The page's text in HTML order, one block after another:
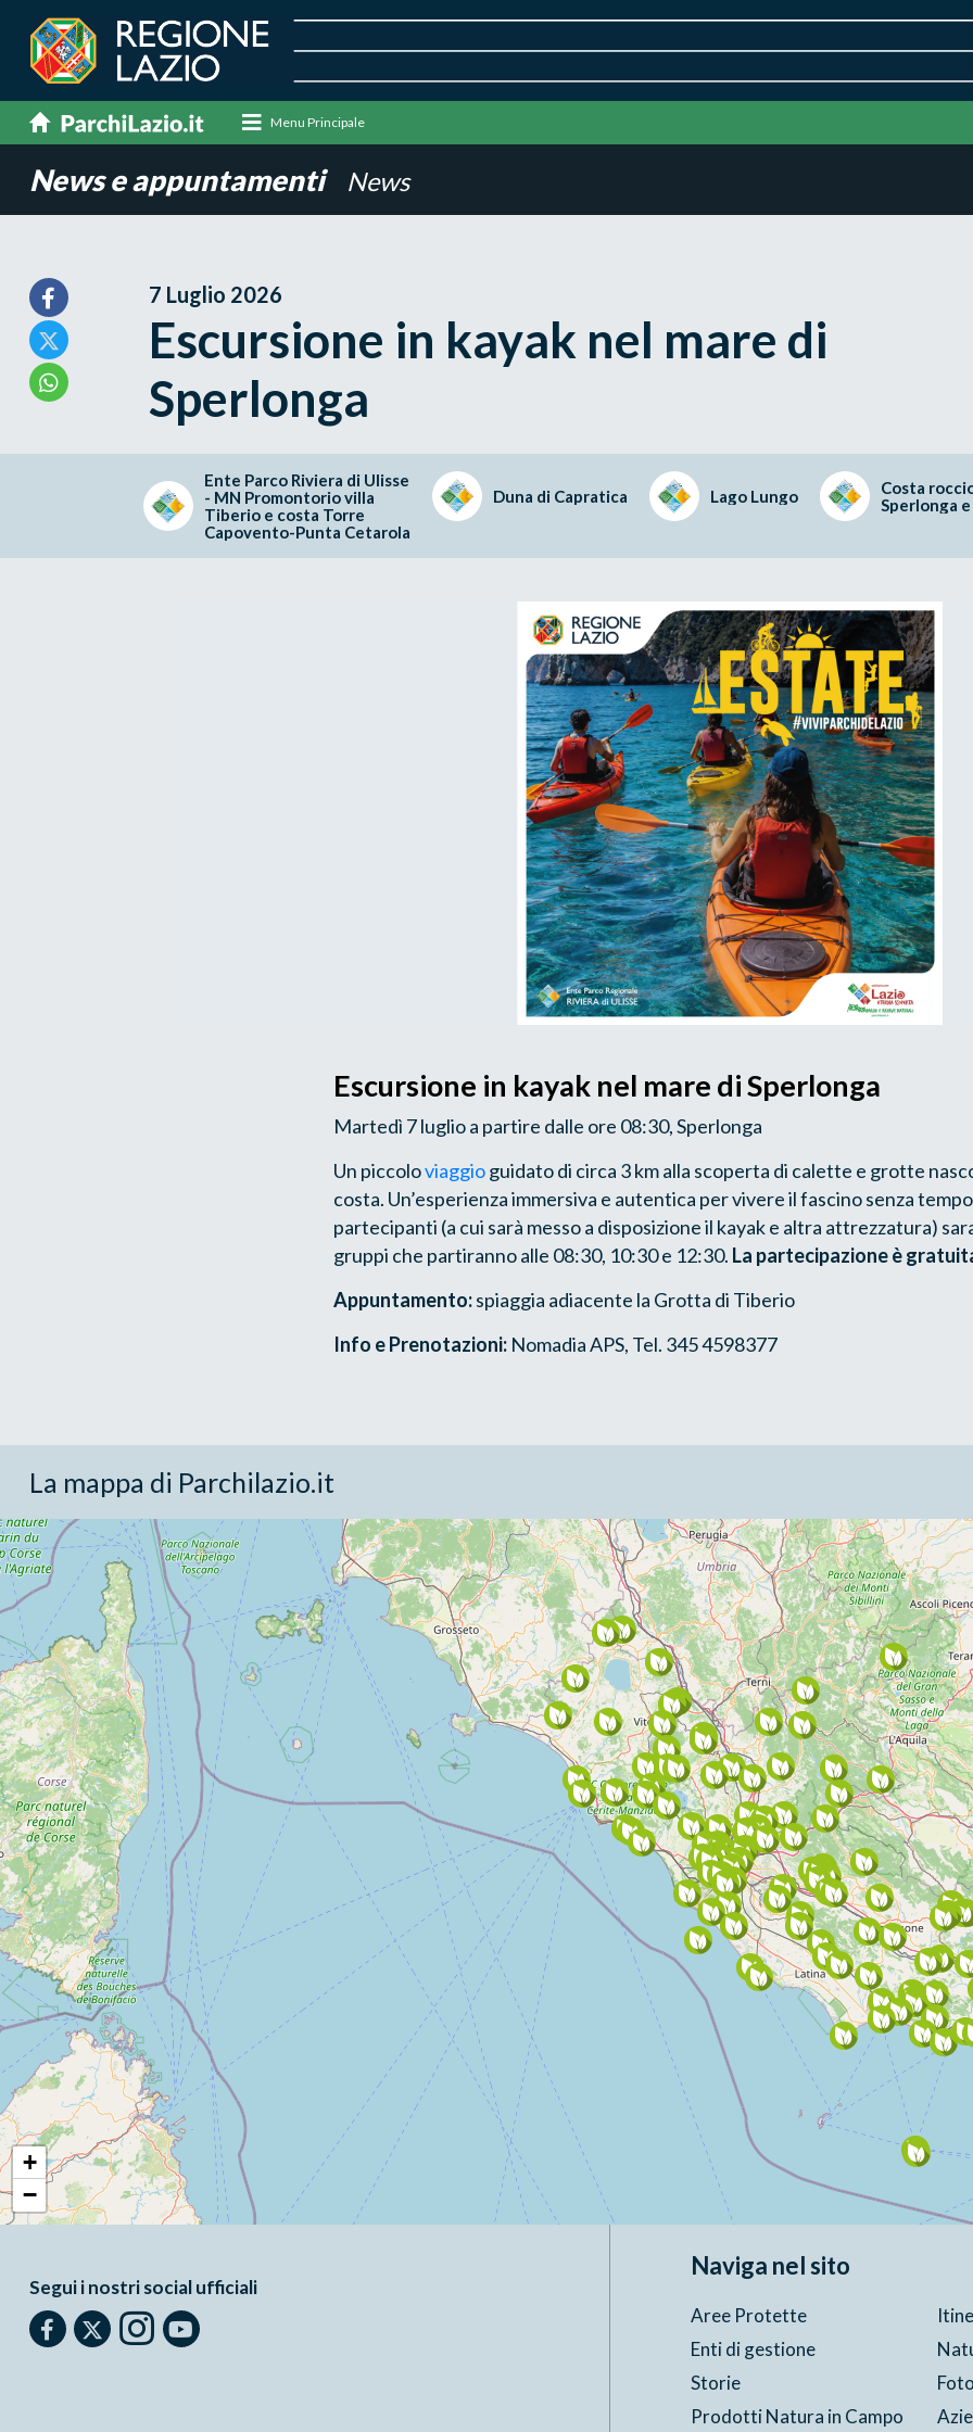
Menu Principale
News e appuntamenti News
7 Luglio 2026
Escursione in kayak nel mare di
Sperlonga
Ente Parco Riviera di Ulisse
- MN Promontorio villa
Tiberio e costa Torre
Capovento-Punta Cetarola
Duna di Capratica Lago Lungo
Costa
Sperlonga
Escursione in kayak nel mare di Sperlonga
Martedì 7 luglio a partire dalle ore 08:30, Sperlonga
Un piccoloviaggioguidato di circa 3 km alla scoperta di calette e grotte
costa. Un’esperienza immersiva e autentica per vivere il fascino senza
partecipanti (a cui sarà messo a disposizione il kayak e altra attrezzatura)
gruppi che partiranno alle 08:30, 10:30 e 12:30. La partecipazione è
Appuntamento:spiaggia adiacente la Grotta di Tiberio
Info e Prenotazioni: Nomadia APS, Tel. 345 4598377
La mappa di Parchilazio.it
+
−
Segui i nostri social ufficiali
Naviga nel sito
Aree Protette
Enti di gestione
Storie
Prodotti Natura in Campo